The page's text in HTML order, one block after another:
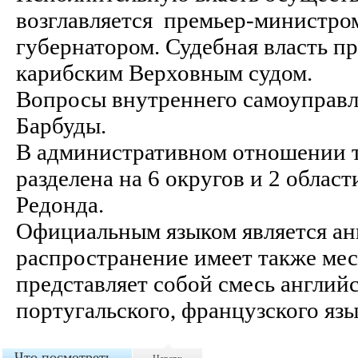
возглавляется премьер-
губернатором. Судебная власть
карибским Верховным судом.
Вопросы внутреннего
Барбуды.
В административном отношении
разделена на 6 округов и 2
Редонда.
Официальным языком является
распространение имеет также
представляет собой смесь
португальского, французского